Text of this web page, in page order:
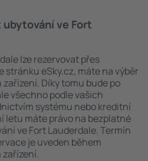
ubytování ve Fort
lze rezervovat přes
eSky.cz, máte na výběr
Díky tomu bude po
všechno podle vašich
systému nebo kreditní
letu máte právo na bezplatné
ve Fort Lauderdale. Termín
je uveden během